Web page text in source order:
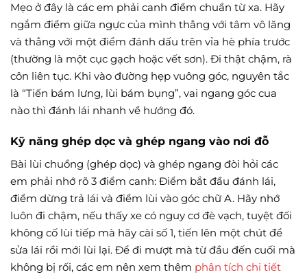
Mẹo ở đây là các em phải canh điểm chuẩn từ xa. Hãy
ngắm điểm giữa ngực của mình thẳng với tâm vô lăng
và thẳng với một điểm đánh dấu trên vỉa hè phía trước
(thường là một cục gạch hoặc vết sơn). Đi thật chậm, rà
côn liên tục. Khi vào đường hẹp vuông góc, nguyên tắc
là “Tiến bám lưng, lùi bám bụng”, vai ngang góc cua
nào thì đánh lái nhanh về hướng đó.
Kỹ năng ghép dọc và ghép ngang vào nơi đỗ
Bài lùi chuồng (ghép dọc) và ghép ngang đòi hỏi các
em phải nhớ rõ 3 điểm canh: Điểm bắt đầu đánh lái,
điểm dừng trả lái và điểm lùi vào góc chữ A. Hãy nhớ
luôn đi chậm, nếu thấy xe có nguy cơ đè vạch, tuyệt đối
không cố lùi tiếp mà hãy cài số 1, tiến lên một chút để
sửa lái rồi mới lùi lại. Để đi mượt mà từ đầu đến cuối mà
không bị rối, các em nên xem thêm phân tích chi tiết